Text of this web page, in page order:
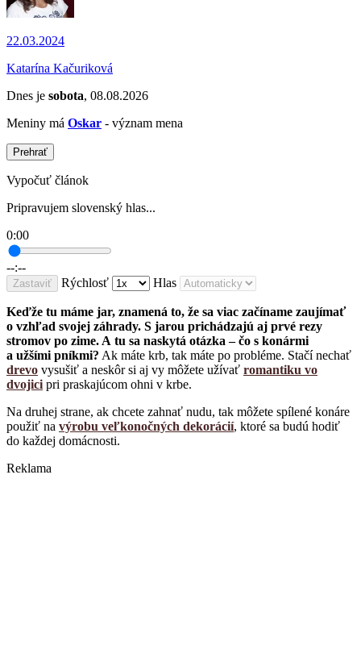
22.03.2024
Katarína Kačuriková
Dnes je sobota, 08.08.2026
Meniny má Oskar - význam mena
Prehrať
Vypočuť článok
Pripravujem slovenský hlas...
0:00
--:--
Zastaviť Rýchlosť Hlas
Keďže tu máme jar, znamená to, že sa viac začíname zaujímať
o vzhľad svojej záhrady. S jarou prichádzajú aj prvé rezy
stromov po zime. A tu sa naskytá otázka – čo s konármi
a užšími pníkmi? Ak máte krb, tak máte po probléme. Stačí nechať
drevo vysušiť a neskôr si aj vy môžete užívať romantiku vo
dvojicipri praskajúcom ohni v krbe.
Na druhej strane, ak chcete zahnať nudu, tak môžete spílené konáre
použiť na výrobu veľkonočných dekorácií, ktoré sa budú hodiť
do každej domácnosti.
Reklama